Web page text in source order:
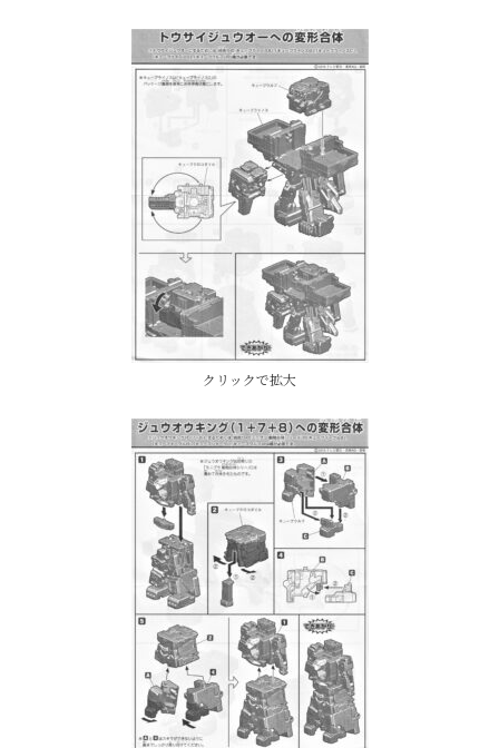
クリックで拡大